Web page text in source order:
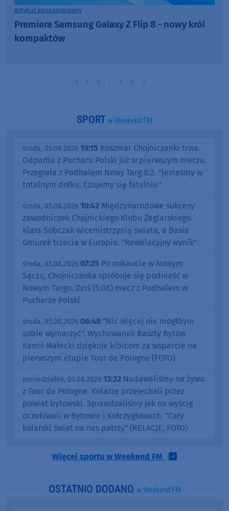
Artykuł sponsorowany
Premiera Samsung Galaxy Z Flip 8 - nowy król
kompaktów
SPORT w Weekend FM
środa, 05.08.2026 19:15 Koszmar Chojniczanki trwa.
Odpadła z Pucharu Polski już w pierwszym meczu.
Przegrała z Podhalem Nowy Targ 0:2. "Jesteśmy w
totalnym dołku. Czujemy się fatalnie"
środa, 05.08.2026 10:42 Międzynarodowe sukcesy
zawodniczek Chojnickiego Klubu Żeglarskiego.
Klara Sobczak wicemistrzynią świata, a Basia
Gmurek trzecia w Europie. "Rewelacyjny wynik"
środa, 05.08.2026 07:25 Po nokaucie w Nowym
Sączu, Chojniczanka spróbuje się podnieść w
Nowym Targu. Dziś (5.08) mecz z Podhalem w
Pucharze Polski
środa, 05.08.2026 06:48 "Nic więcej nie mógłbym
sobie wymarzyć". Wychowanek Baszty Bytów
Kamil Małecki dziękuje kibicom za wsparcie na
pierwszym etapie Tour de Pologne (FOTO)
poniedziałek, 03.08.2026 13:32 Nadawaliśmy na żywo
z Tour de Pologne. Kolarze przejechali przez
powiat bytowski. Sprawdzaliśmy jak na wyścig
oczekiwali w Bytowie i Kołczygłowach. "Cały
kolarski świat na nas patrzy" (RELACJE, FOTO)
Więcej sportu w Weekend FM
OSTATNIO DODANO w Weekend FM